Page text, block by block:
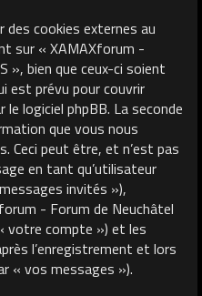
des cookies externes au
sur « XAMAXforum -
», bien que ceux-ci soient
est prévu pour couvrir
logiciel phpBB. La seconde
que vous nous
Ceci peut être, et n’est pas
en tant qu’utilisateur
invités »),
- Forum de Neuchâtel
votre compte ») et les
l’enregistrement et lors
« vos messages »).